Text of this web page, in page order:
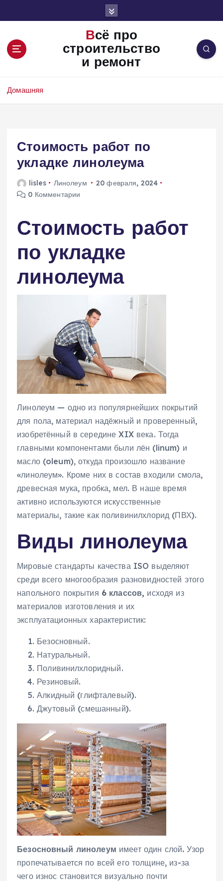
Всё про
строительство
и ремонт
Домашняя
Стоимость работ по
укладке линолеума
lisles Линолеум
20 февраля, 2024
0 Комментарии
Стоимость работ
по укладке
линолеума
Линолеум — одно из популярнейших покрытий
для пола, материал надёжный и проверенный,
изобретённый в середине XIX века. Тогда
главными компонентами были лён (linum) и
масло (oleum), откуда произошло название
«линолеум». Кроме них в состав входили смола,
древесная мука, пробка, мел. В наше время
активно используются искусственные
материалы, такие как поливинилхлорид (ПВХ).
Виды линолеума
Мировые стандарты качества ISO выделяют
среди всего многообразия разновидностей этого
напольного покрытия 6 классов, исходя из
материалов изготовления и их
эксплуатационных характеристик:
Безосновный.
Натуральный.
Поливинилхлоридный.
Резиновый.
Алкидный (глифталевый).
Джутовый (смешанный).
Безосновный линолеум имеет один слой. Узор
пропечатывается по всей его толщине, из-за
чего износ становится визуально почти